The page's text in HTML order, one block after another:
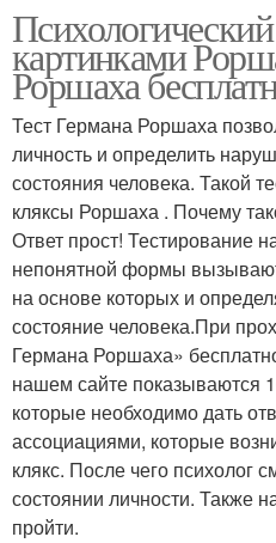
Психологический
картинками
Роршаха
Тест Германа Роршаха
личность и определить
состояния человека. Такой
кляксы Роршаха . Почему
Ответ прост! Тестирование
непонятной формы
на основе которых и
состояние человека.При
Германа Роршаха»
нашем сайте показываются
которые необходимо дать
ассоциациями, которые
клякс. После чего психолог
состоянии личности. Также
пройти.